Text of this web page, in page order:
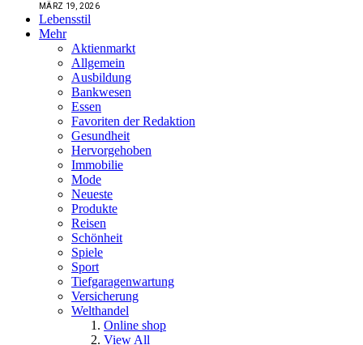
MÄRZ 19, 2026
Lebensstil
Mehr
Aktienmarkt
Allgemein
Ausbildung
Bankwesen
Essen
Favoriten der Redaktion
Gesundheit
Hervorgehoben
Immobilie
Mode
Neueste
Produkte
Reisen
Schönheit
Spiele
Sport
Tiefgaragenwartung
Versicherung
Welthandel
Online shop
View All